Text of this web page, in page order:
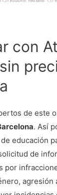
con
de este
. Así
educación
de
por
agresión